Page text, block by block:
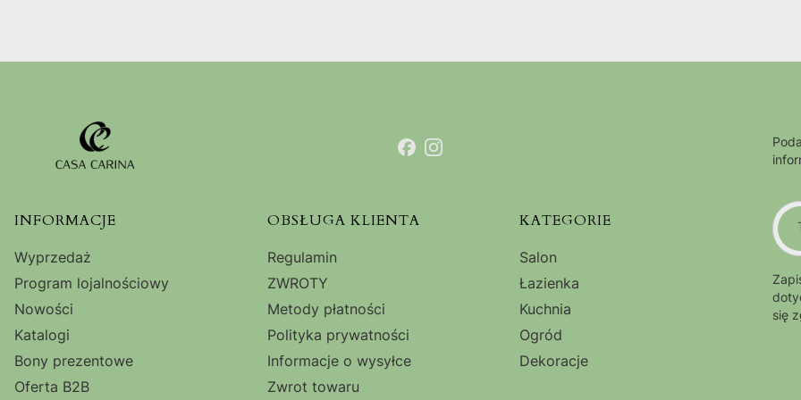
Linki w stopce
INFORMACJE
Wyprzedaż
Program lojalnościowy
Nowości
Katalogi
Bony prezentowe
Oferta B2B
OBSŁUGA KLIENTA
Regulamin
ZWROTY
Metody płatności
Polityka prywatności
Informacje o wysyłce
Zwrot towaru
KATEGORIE
Salon
Łazienka
Kuchnia
Ogród
Dekoracje
się